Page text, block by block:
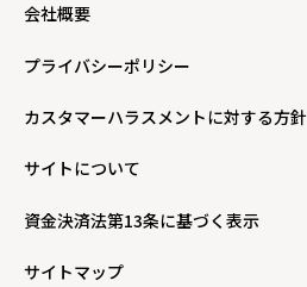
会社概要
プライバシーポリシー
カスタマーハラスメントに対する方針
サイトについて
資金決済法第13条に基づく表示
サイトマップ